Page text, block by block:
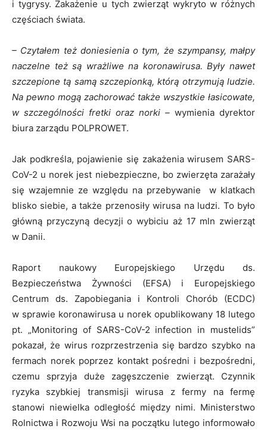
i tygrysy. Zakażenie u tych zwierząt wykryto w różnych
częściach świata.
– Czytałem też doniesienia o tym, że szympansy, małpy
naczelne też są wrażliwe na koronawirusa. Były nawet
szczepione tą samą szczepionką, którą otrzymują ludzie.
Na pewno mogą zachorować także wszystkie łasicowate,
w szczególności fretki oraz norki – wymienia dyrektor
biura zarządu POLPROWET.
Jak podkreśla, pojawienie się zakażenia wirusem SARS-
CoV-2 u norek jest niebezpieczne, bo zwierzęta zarażały
się wzajemnie ze względu na przebywanie w klatkach
blisko siebie, a także przenosiły wirusa na ludzi. To było
główną przyczyną decyzji o wybiciu aż 17 mln zwierząt
w Danii.
Raport naukowy Europejskiego Urzędu ds.
Bezpieczeństwa Żywności (EFSA) i Europejskiego
Centrum ds. Zapobiegania i Kontroli Chorób (ECDC)
w sprawie koronawirusa u norek opublikowany 18 lutego
pt. „Monitoring of SARS-CoV-2 infection in mustelids”
pokazał, że wirus rozprzestrzenia się bardzo szybko na
fermach norek poprzez kontakt pośredni i bezpośredni,
czemu sprzyja duże zagęszczenie zwierząt. Czynnik
ryzyka szybkiej transmisji wirusa z fermy na fermę
stanowi niewielka odległość między nimi. Ministerstwo
Rolnictwa i Rozwoju Wsi na początku lutego informowało